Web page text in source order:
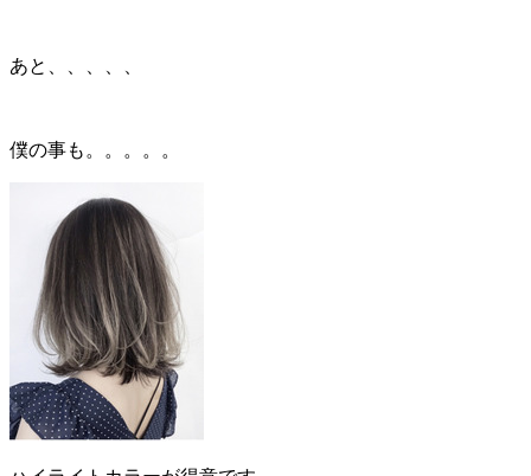
あと、、、、、
僕の事も。。。。。